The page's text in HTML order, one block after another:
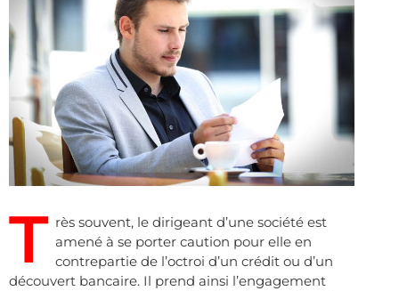
T rès souvent, le dirigeant d’une société est
amené à se porter caution pour elle en
contrepartie de l’octroi d’un crédit ou d’un
découvert bancaire. Il prend ainsi l’engagement